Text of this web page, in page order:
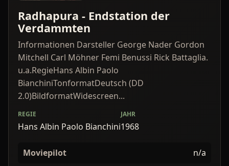
Radhapura - Endstation der
Verdammten
Informationen Darsteller George Nader Gordon
Mitchell Carl Möhner Femi Benussi Rick Battaglia.
u.a.RegieHans Albin Paolo
BianchiniTonformatDeutsch (DD
2.0)BildformatWidescreen...
REGIE
Hans Albin Paolo Bianchini
JAHR
1968
Moviepilot n/a